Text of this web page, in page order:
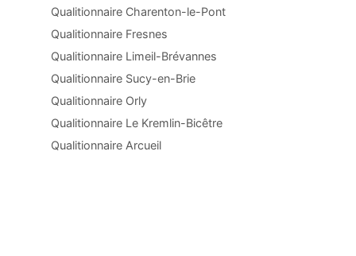
Qualitionnaire Charenton-le-Pont
Qualitionnaire Fresnes
Qualitionnaire Limeil-Brévannes
Qualitionnaire Sucy-en-Brie
Qualitionnaire Orly
Qualitionnaire Le Kremlin-Bicêtre
Qualitionnaire Arcueil